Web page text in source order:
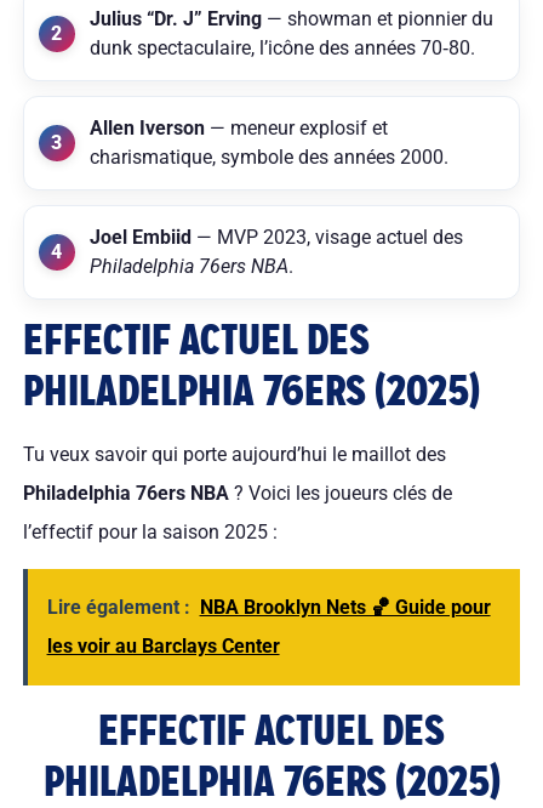
Julius “Dr. J” Erving— showman et pionnier du
dunk spectaculaire, l’icône des années 70‑80.
Allen Iverson— meneur explosif et
charismatique, symbole des années 2000.
Joel Embiid— MVP 2023, visage actuel des
Philadelphia 76ers NBA.
EFFECTIF ACTUEL DES
PHILADELPHIA 76ERS (2025)
Tu veux savoir qui porte aujourd’hui le maillot des
Philadelphia 76ers NBA? Voici les joueurs clés de
l’effectif pour la saison 2025 :
Lire également :
NBA Brooklyn Nets 🏀 Guide pour
les voir au Barclays Center
EFFECTIF ACTUEL DES
PHILADELPHIA 76ERS (2025)